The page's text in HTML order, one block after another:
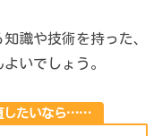
識や技術を持った、
いでしょう。
したいなら……